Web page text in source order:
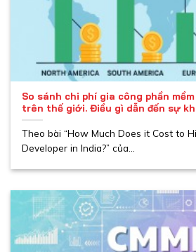
So sánh chi phí gia công phần
trên thế giới. Điều gì dẫn đến sự
Theo bài “How Much Does it Cost to
Developer in India?” của...